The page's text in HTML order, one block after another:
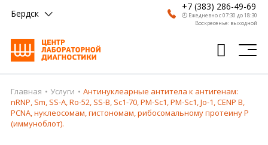
Бердск
+7 (383) 286-49-69
🕗 Ежедневно с 07:30 до 18:30
Воскресенье: выходной
Главная
Анализы
Главная Услуги
Антинуклеарные антитела к антигенам:
nRNP, Sm, SS-A, Ro-52, SS-B, Sc1-70, PM-Sc1, PM-Sc1, Jo-1, CENP B,
PCNA, нуклеосомам, гистономам, рибосомальному протеину Р
(иммуноблот).